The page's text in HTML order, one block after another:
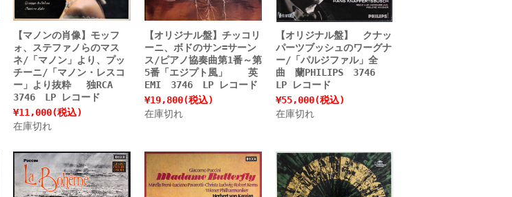
【マノンの肖像】モッフ
ォ、ステファノらのマス
ネ/「マノン」より、プッ
チーニ/「マノン・レスコ
ー」より抜粋 独RCA
3746 LP レコード
¥11,000(税込)
在庫切れ
【オリジナル盤】チッコリ
ーニ、ボドのサン=サーン
ス/ピアノ協奏曲第1番～第
5番「エジプト風」 英
EMI 3746 LP レコード
¥19,800(税込)
在庫切れ
【オリジナル盤】 クナッ
パーツブッシュのワーグナ
ー/「パルジファル」全
曲 蘭PHILIPS 3746
LP レコード
¥55,000(税込)
在庫切れ